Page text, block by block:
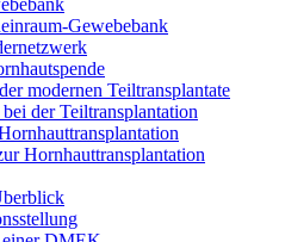
Gewebebank
modernen Teiltransplantate
der Teiltransplantation
Hornhauttransplantation